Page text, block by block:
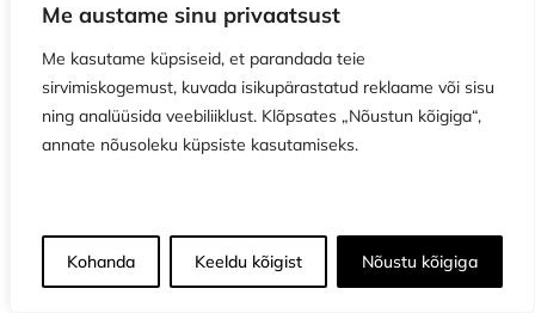
Me austame sinu privaatsust
Me kasutame küpsiseid, et parandada teie
sirvimiskogemust, kuvada isikupärastatud reklaame või sisu
ning analüüsida veebiliiklust. Klõpsates „Nõustun kõigiga“,
annate nõusoleku küpsiste kasutamiseks.
Kohanda Keeldu kõigist Nõustu kõigiga
LAOS
Maksa kolmes võrdses osas 3 x 4.00€
Lisa korvi